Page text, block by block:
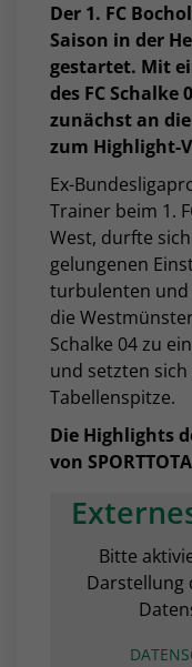
Der 1. FC
Saison in der
gestartet. Mit
des FC Schalke
zunächst an
zum Highlight-
Ex-
Trainer beim 1.
West, durfte
gelungenen
turbulenten und
die
Schalke 04 zu
und setzten
Tabellenspitze.
Die Highlights
von
Bitte
Darstellung